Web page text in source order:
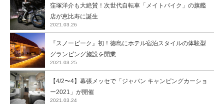
窪塚洋介も大絶賛！次世代自転車「メイトバイク」の旗艦
店が恵比寿に誕生
2021.03.26
『スノーピーク』初！徳島にホテル宿泊スタイルの体験型
グランピング施設を開業
2021.03.25
【4/2〜4】幕張メッセで「ジャパン キャンピングカーショ
ー2021」が開催
2021.03.24